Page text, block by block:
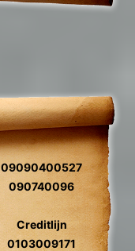
09090400527
090740096
Creditlijn
0103009171